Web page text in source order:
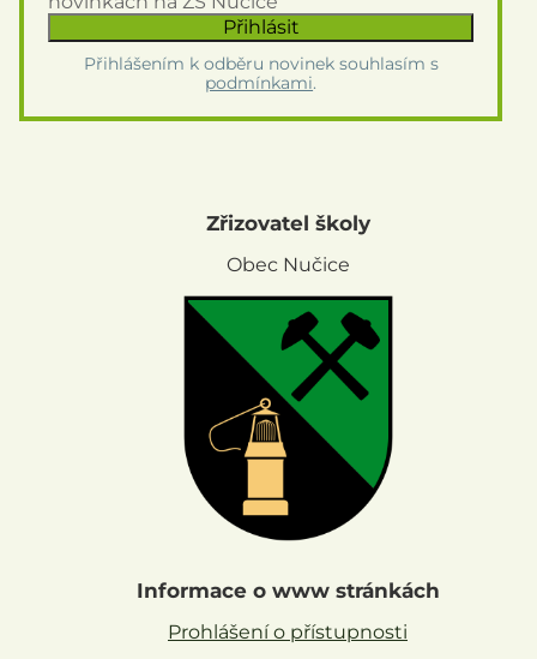
Přihlášením k odběru novinek souhlasím s
podmínkami.
Zřizovatel školy
Obec Nučice
Informace o www stránkách
Prohlášení o přístupnosti